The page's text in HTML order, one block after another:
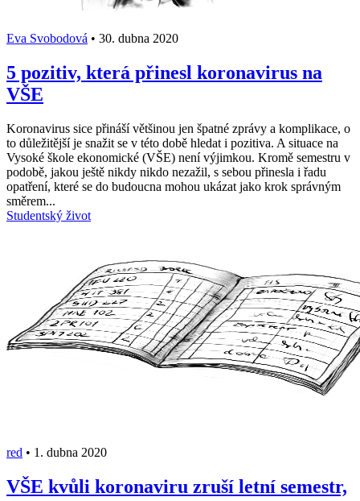
Eva Svobodová • 30. dubna 2020
5 pozitiv, která přinesl koronavirus na
VŠE
Koronavirus sice přináší většinou jen špatné zprávy a komplikace, o
to důležitější je snažit se v této době hledat i pozitiva. A situace na
Vysoké škole ekonomické (VŠE) není výjimkou. Kromě semestru v
podobě, jakou ještě nikdy nikdo nezažil, s sebou přinesla i řadu
opatření, které se do budoucna mohou ukázat jako krok správným
směrem...
Studentský život
red • 1. dubna 2020
VŠE kvůli koronaviru zruší letní semestr,